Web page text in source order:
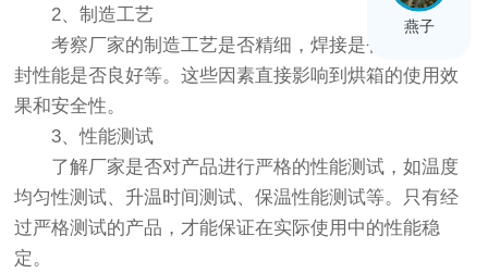
2、制造工艺
考察厂家的制造工艺是否精细，焊接是否牢固，密
封性能是否良好等。这些因素直接影响到烘箱的使用效
果和安全性。
3、性能测试
了解厂家是否对产品进行严格的性能测试，如温度
均匀性测试、升温时间测试、保温性能测试等。只有经
过严格测试的产品，才能保证在实际使用中的性能稳
定。
燕子